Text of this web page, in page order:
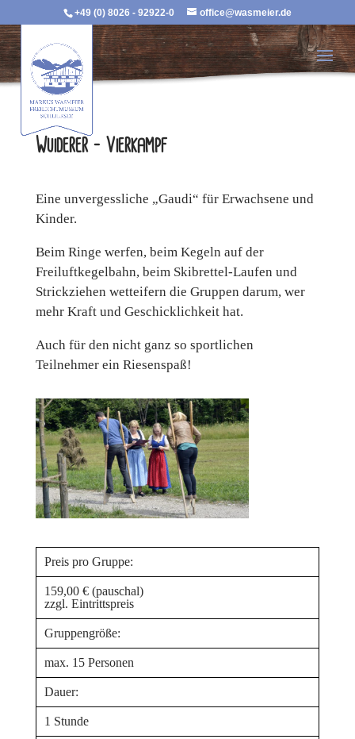
+49 (0) 8026 - 92922-0 office@wasmeier.de
Wuiderer – Vierkampf
Eine unvergessliche „Gaudi“ für Erwachsene und
Kinder.
Beim Ringe werfen, beim Kegeln auf der
Freiluftkegelbahn, beim Skibrettel-Laufen und
Strickziehen wetteifern die Gruppen darum, wer
mehr Kraft und Geschicklichkeit hat.
Auch für den nicht ganz so sportlichen
Teilnehmer ein Riesenspaß!
Preis pro Gruppe:
159,00 € (pauschal)
zzgl. Eintrittspreis
Gruppengröße:
max. 15 Personen
Dauer:
1 Stunde